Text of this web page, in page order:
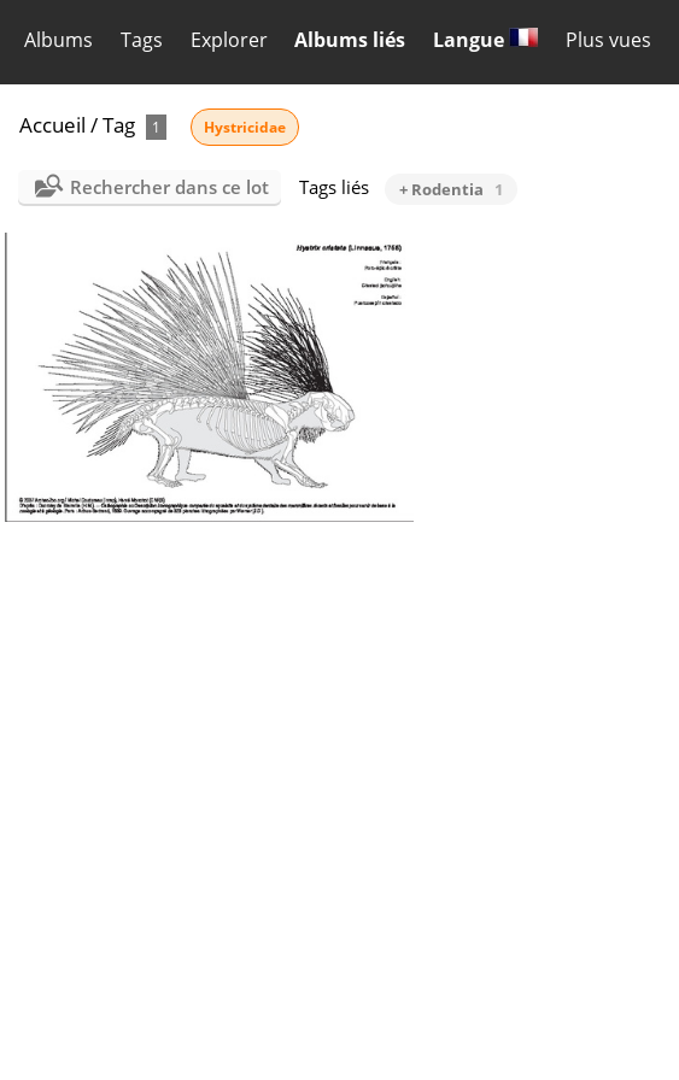
Albums Tags Explorer Albums liés Langue Plus vues
Accueil /Tag 1 Hystricidae
Rechercher dans ce lot Tags liés + Rodentia 1